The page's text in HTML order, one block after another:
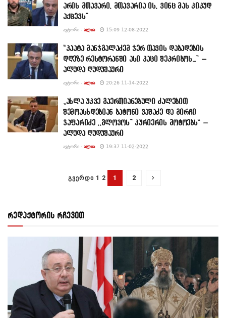
არის მთავარი, მთავარია ის, ვინც მას კიკუდ
აქცევს”
ᲐᲕᲢᲝᲠᲘ - ᲐᲚᲘᲐ 15:09 12-08-2022
“პაატა მანჯგალაძემ ჯერ თავის დაბადების
დღეზე რესტორანში ასი კაცი შეკრიბოს…” –
ალუდა ღუდუშაური
ᲐᲕᲢᲝᲠᲘ - ᲐᲚᲘᲐ 20:26 11-14-2022
„ახლა უკვე გაერთიანებული ძალებით
შემოასხდებიან ბატონი ვაშაძე და გირჩი
ჯაფარიძე ,,გლოვოს” კურიერის მოტოებს“ –
ალუდა ღუდუშაური
ᲐᲕᲢᲝᲠᲘ - ᲐᲚᲘᲐ 19:37 11-02-2022
ᲒᲕᲔᲠᲓᲘ 1 2 1 2
რედაქტორის რჩევით